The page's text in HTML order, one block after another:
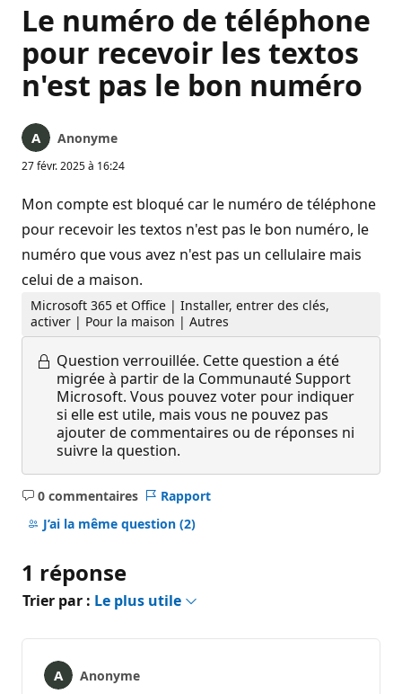
Le numéro de téléphone
pour recevoir les textos
n'est pas le bon numéro
Anonyme
27 févr. 2025 à 16:24
Mon compte est bloqué car le numéro de téléphone
pour recevoir les textos n'est pas le bon numéro, le
numéro que vous avez n'est pas un cellulaire mais
celui de a maison.
Microsoft 365 et Office | Installer, entrer des clés,
activer | Pour la maison | Autres
Question verrouillée. Cette question a été
migrée à partir de la Communauté Support
Microsoft. Vous pouvez voter pour indiquer
si elle est utile, mais vous ne pouvez pas
ajouter de commentaires ou de réponses ni
suivre la question.
0 commentaires
Aucun
commentaire
Rapport
J’ai la même question (2)
1 réponse
Trier par : Le plus utile
Anonyme